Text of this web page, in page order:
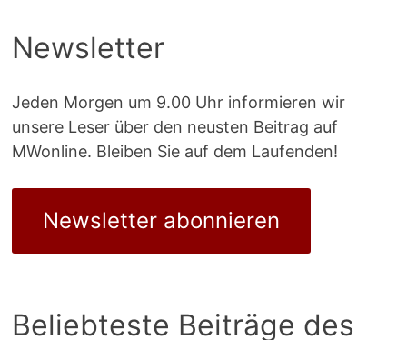
Newsletter
Jeden Morgen um 9.00 Uhr informieren wir
unsere Leser über den neusten Beitrag auf
MWonline. Bleiben Sie auf dem Laufenden!
Newsletter abonnieren
Beliebteste Beiträge des